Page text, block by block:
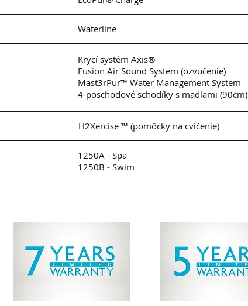
Waterline
Krycí systém Axis®
Fusion Air Sound System (ozvučenie)
Mast3rPur™ Water Management System
4-poschodové schodíky s madlami (90cm)
H2Xercise ™ (pomôcky na cvičenie)
1250A - Spa
1250B - Swim